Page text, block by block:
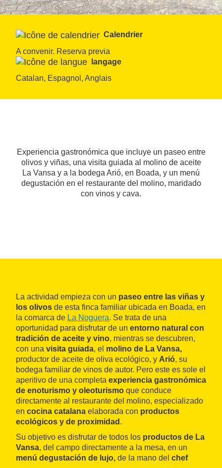
Calendrier
A convenir. Reserva previa
langage
Catalan, Espagnol, Anglais
Experiencia gastronómica que incluye un paseo entre
olivos y viñas, una visita guiada al molino de aceite
La Vansa y a la bodega Arió, en Boada, y un menú
degustación en el restaurante del molino, maridado
con vinos y cava.
La actividad empieza con un paseo entre las viñas y
los olivos de esta finca familiar ubicada en Boada, en
la comarca de La Noguera. Se trata de una
oportunidad para disfrutar de un entorno natural con
tradición de aceite y vino, mientras se descubren,
con una visita guiada, el molino de La Vansa,
productor de aceite de oliva ecológico, y Arió, su
bodega familiar de vinos de autor. Pero este es sole el
aperitivo de una completa experiencia gastronómica
de enoturismo y oleoturismo que conduce
directamente al restaurante del molino, especializado
en cocina catalana elaborada con productos
ecológicos y de proximidad .
Su objetivo es disfrutar de todos los productos de La
Vansa, del campo directamente a la mesa, en un
menú degustación de lujo, de la mano del chef